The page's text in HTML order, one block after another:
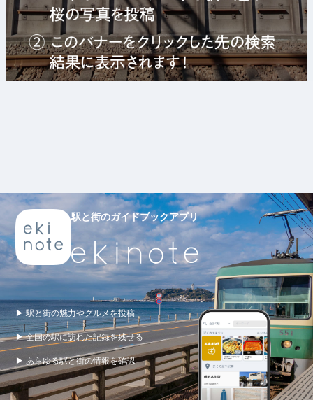
駅と街のガイドブックアプリ
▶ 駅と街の魅力やグルメを投稿
▶ 全国の駅に訪れた記録を残せる
▶ あらゆる駅と街の情報を確認